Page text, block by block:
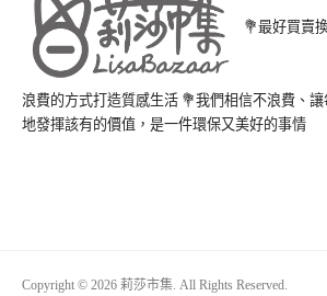
💐最好買賣
浪費的方式打造質感生活 💐我們相信不浪費、
地發揮該有的價值，是一件環保又美好的事情
Copyright © 2026 莉莎市集. All Rights Reserved.